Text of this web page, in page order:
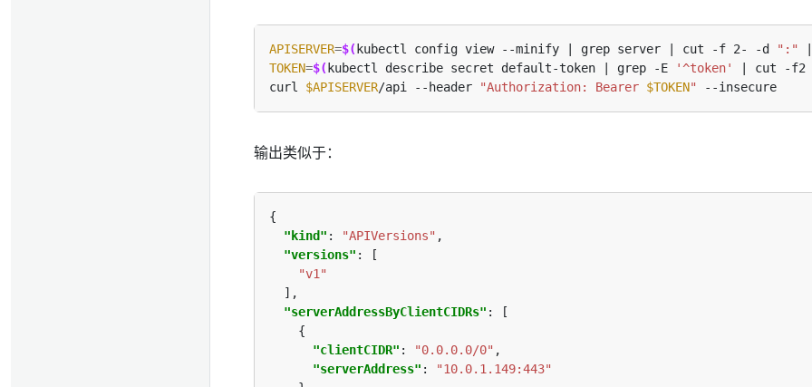
APISERVER=$( kubectl config view --minify | grep server | cut -f 2- -d ":"
TOKEN=$( kubectl describe secret default-token | grep -E '^token'
| cut -f2
curl $APISERVER/api --header "Authorization: Bearer $TOKEN"
输出类似于：
"kind" : "APIVersions"
"versions"
"v1"
"serverAddressByClientCIDRs"
"clientCIDR" : "0.0.0.0/0"
"serverAddress" :
"10.0.1.149:443"